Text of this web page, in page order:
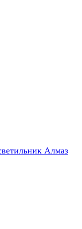
Алмаз